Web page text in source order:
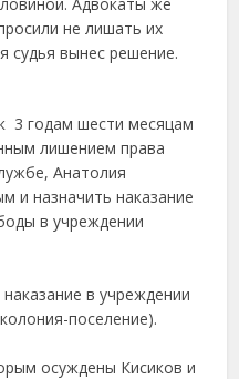
не лишать их
судья вынес решение.
3 годам шести месяцам
лишением права
Анатолия
и назначить наказание
в учреждении
в учреждении
поселение).
осуждены Кисиков и